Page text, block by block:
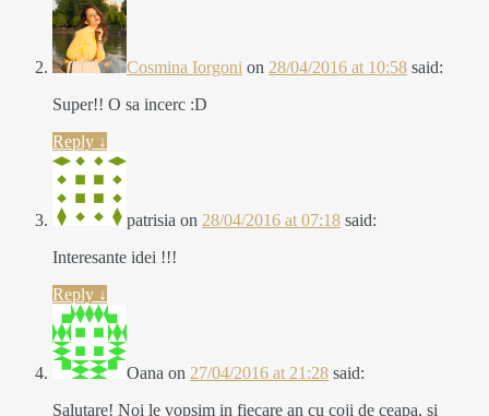
Cosmina Iorgoni on 28/04/2016 at 10:58 said:
Super!! O sa incerc :D
Reply ↓
patrisia on 28/04/2016 at 07:18 said:
Interesante idei !!!
Reply ↓
Oana on 27/04/2016 at 21:28 said:
Salutare! Noi le vopsim in fiecare an cu coji de ceapa, si